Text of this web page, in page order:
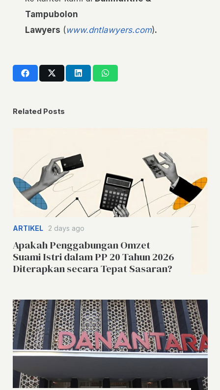
Tampubolon
Lawyers (www.dntlawyers.com).
Related Posts
ARTIKEL 2 days ago
Apakah Penggabungan Omzet
Suami Istri dalam PP 20 Tahun 2026
Diterapkan secara Tepat Sasaran?